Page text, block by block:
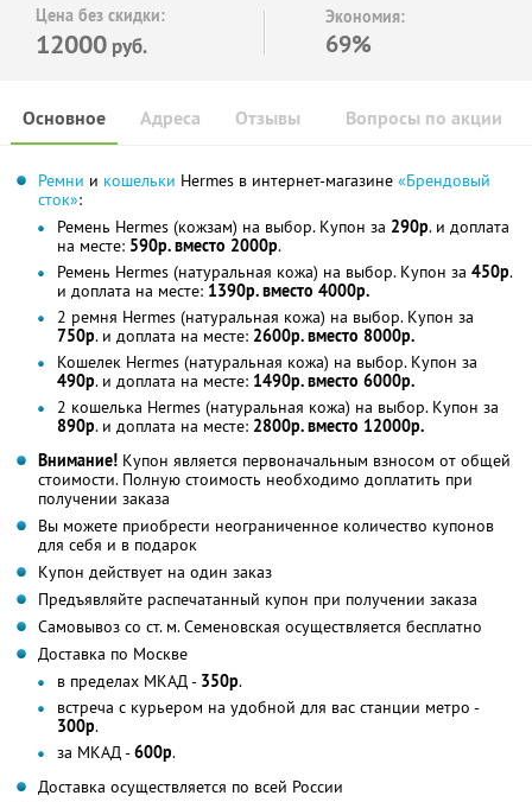
Цена без скидки:
12000 руб.
Экономия:
69%
Основное Отзывы Вопросы по акции
Адреса
Ремни и кошельки Hermes в интернет-магазине «Брендовый
сток»:
Ремень Hermes (кожзам) на выбор. Купон за 290р. и доплата
на месте: 590р. вместо 2000р.
Ремень Hermes (натуральная кожа) на выбор. Купон за 450р.
и доплата на месте: 1390р. вместо 4000р.
2 ремня Hermes (натуральная кожа) на выбор. Купон за
750р. и доплата на месте: 2600р. вместо 8000р.
Кошелек Hermes (натуральная кожа) на выбор. Купон за
490р. и доплата на месте: 1490р. вместо 6000р.
2 кошелька Hermes (натуральная кожа) на выбор. Купон за
890р. и доплата на месте: 2800р. вместо 12000р.
Внимание! Купон является первоначальным взносом от общей
стоимости. Полную стоимость необходимо доплатить при
получении заказа
Вы можете приобрести неограниченное количество купонов
для себя и в подарок
Купон действует на один заказ
Предъявляйте распечатанный купон при получении заказа
Самовывоз со ст. м. Семеновская осуществляется бесплатно
Доставка по Москве
в пределах МКАД - 350р.
встреча с курьером на удобной для вас станции метро -
300р.
за МКАД -600р.
Доставка осуществляется по всей России